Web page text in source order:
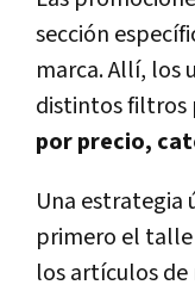
sección
marca. Allí, los
distintos filtros
por precio,
Una estrategia
primero el
los artículos de